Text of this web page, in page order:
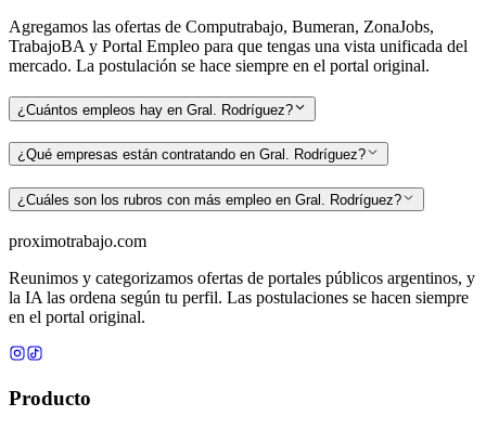
Agregamos las ofertas de Computrabajo, Bumeran, ZonaJobs,
TrabajoBA y Portal Empleo para que tengas una vista unificada del
mercado. La postulación se hace siempre en el portal original.
¿Cuántos empleos hay en Gral. Rodríguez?
¿Qué empresas están contratando en Gral. Rodríguez?
¿Cuáles son los rubros con más empleo en Gral. Rodríguez?
proximotrabajo.com
Reunimos y categorizamos ofertas de portales públicos argentinos, y
la IA las ordena según tu perfil. Las postulaciones se hacen siempre
en el portal original.
Producto